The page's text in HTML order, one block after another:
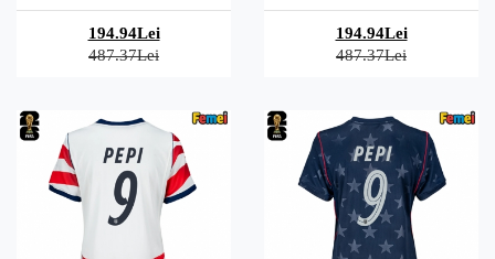
194.94Lei
487.37Lei
194.94Lei
487.37Lei